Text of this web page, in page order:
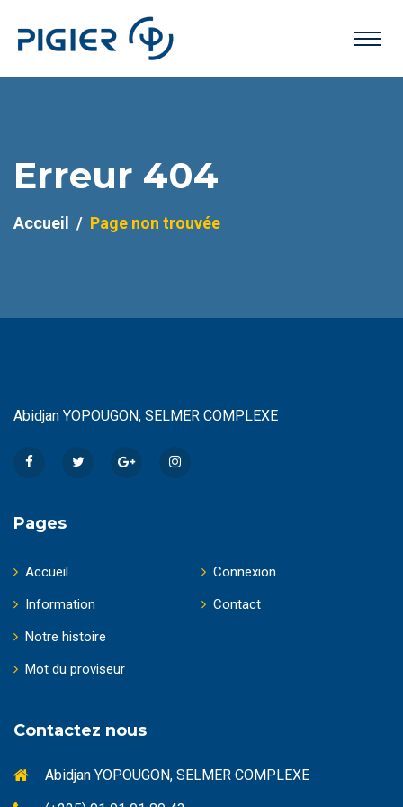
Erreur 404
Accueil Page non trouvée
Abidjan YOPOUGON, SELMER COMPLEXE
Pages
Accueil
Information
Notre histoire
Mot du proviseur
Connexion
Contact
Contactez nous
Abidjan YOPOUGON, SELMER COMPLEXE